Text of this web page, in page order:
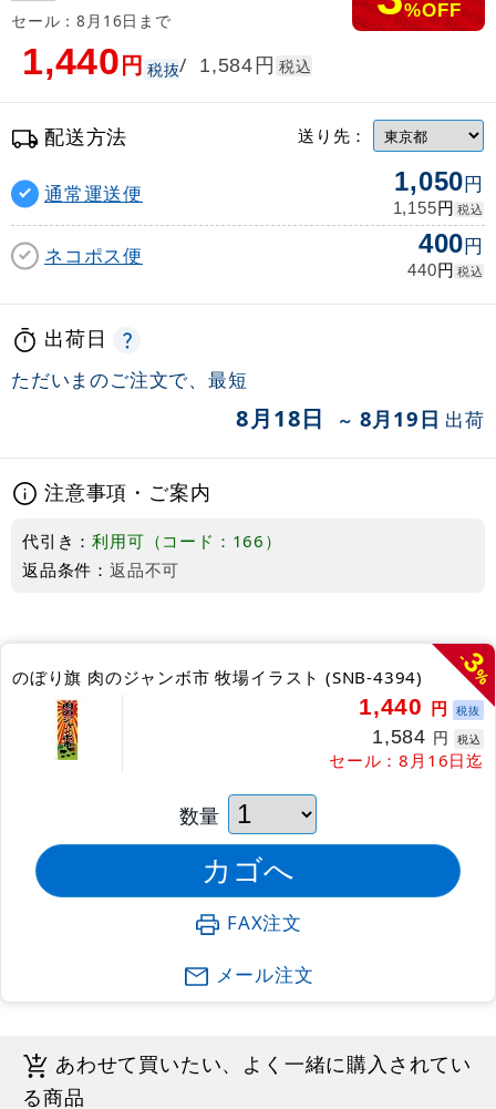
セール：8月16日まで
%OFF
1,440円 税抜/ 1,584円 税込
配送方法 送り先：
通常運送便 1,050円
1,155円 税込
ネコポス便 400円
440円 税込
出荷日
ただいまのご注文で、最短
8月18日 ～ 8月19日 出荷
注意事項・ご案内
代引き：利用可（コード：166）
返品条件： 返品不可
-
3
%
のぼり旗 肉のジャンボ市 牧場イラスト (SNB-4394)
1,440 円 税抜
1,584 円 税込
セール：8月16日迄
数量
FAX注文
メール注文
あわせて買いたい、よく一緒に購入されてい
る商品